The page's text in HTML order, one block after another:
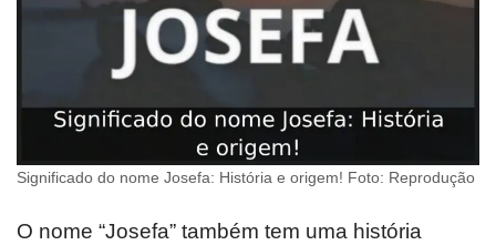
Significado do nome Josefa: História e origem! Foto: Reprodução
O nome “Josefa” também tem uma história